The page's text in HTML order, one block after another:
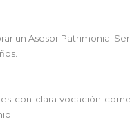
un Asesor Patrimonial
con clara vocación